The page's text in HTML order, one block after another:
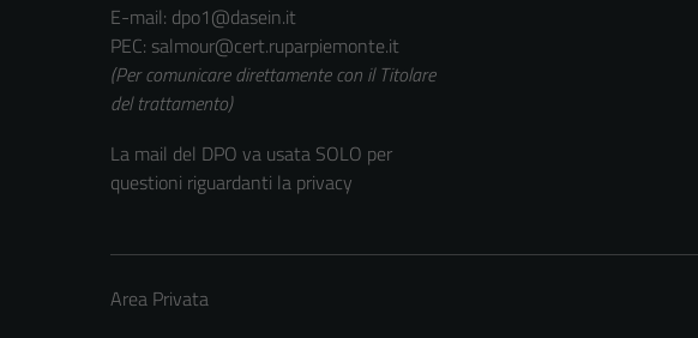
E-mail: dpo1@dasein.it
PEC: salmour@cert.ruparpiemonte.it
(Per comunicare direttamente con il Titolare
del trattamento)
La mail del DPO va usata SOLO per
questioni riguardanti la privacy
Area Privata